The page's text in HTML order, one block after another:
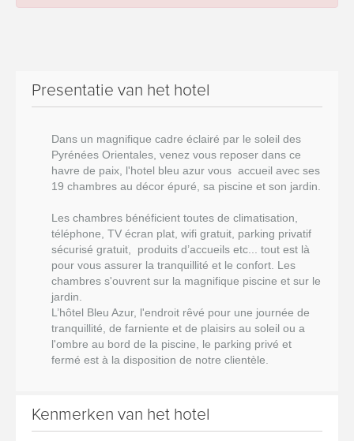
Presentatie van het hotel
Dans un magnifique cadre éclairé par le soleil des
Pyrénées Orientales, venez vous reposer dans ce
havre de paix, l'hotel bleu azur vous accueil avec ses
19 chambres au décor épuré, sa piscine et son jardin.
Les chambres bénéficient toutes de climatisation,
téléphone, TV écran plat, wifi gratuit, parking privatif
sécurisé gratuit, produits d’accueils etc... tout est là
pour vous assurer la tranquillité et le confort. Les
chambres s'ouvrent sur la magnifique piscine et sur le
jardin.
L’hôtel Bleu Azur, l'endroit rêvé pour une journée de
tranquillité, de farniente et de plaisirs au soleil ou a
l'ombre au bord de la piscine, le parking privé et
fermé est à la disposition de notre clientèle.
Kenmerken van het hotel